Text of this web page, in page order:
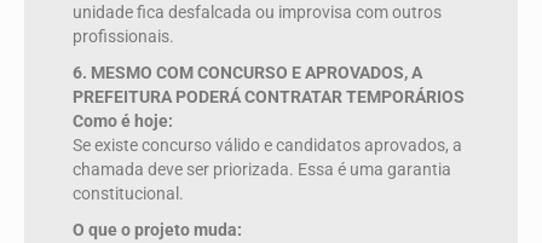
unidade fica desfalcada ou improvisa com outros
profissionais.
6. MESMO COM CONCURSO E APROVADOS, A
PREFEITURA PODERÁ CONTRATAR TEMPORÁRIOS
Como é hoje:
Se existe concurso válido e candidatos aprovados, a
chamada deve ser priorizada. Essa é uma garantia
constitucional.
O que o projeto muda: